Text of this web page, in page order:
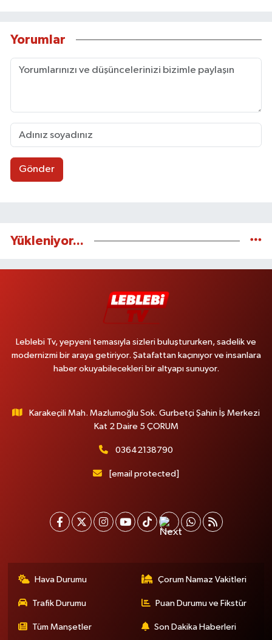
Yorumlar
Gönder
Yükleniyor...
Leblebi Tv, yepyeni temasıyla sizleri buluştururken, sadelik ve
modernizmi bir araya getiriyor. Şatafattan kaçınıyor ve insanlara
haber okuyabilecekleri bir altyapı sunuyor.
Karakeçili Mah. Mazlumoğlu Sok. Gurbetçi Şahin İş Merkezi
Kat 2 Daire 5 ÇORUM
03642138790
[email protected]
Hava Durumu Çorum Namaz Vakitleri
Trafik Durumu Puan Durumu ve Fikstür
Tüm Manşetler Son Dakika Haberleri